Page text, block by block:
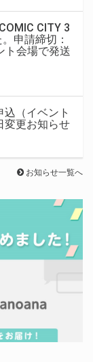
CITY 3
申請締切：
ト会場で発送
込（イベント
変更お知らせ
お知らせ一覧へ